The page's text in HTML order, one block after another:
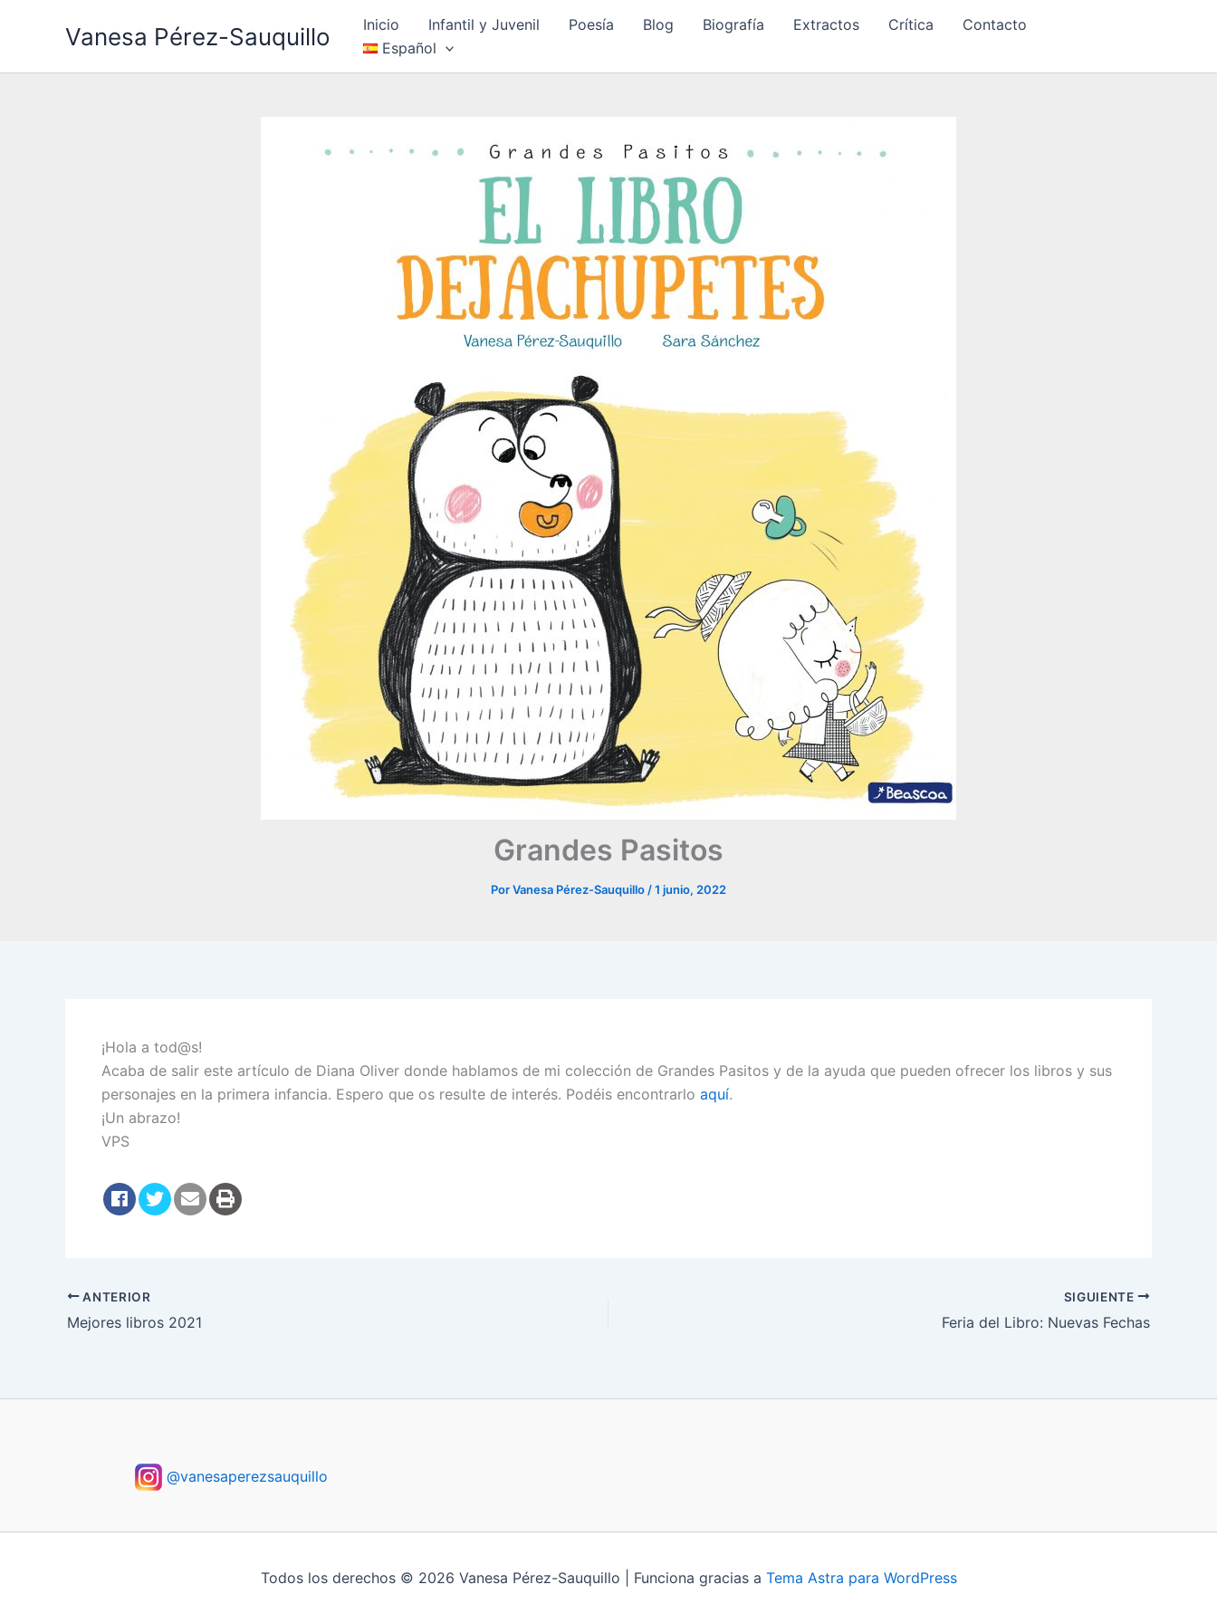
Vanesa Pérez-Sauquillo Inicio Infantil y Juvenil Poesía Blog Biografía Extractos Crítica
Contacto
Español
Grandes Pasitos
PorVanesa Pérez-Sauquillo /1 junio, 2022
¡Hola a tod@s!
Acaba de salir este artículo de Diana Oliver donde hablamos de mi colección de Grandes Pasitos y de la ayuda que pueden ofrecer los libros y sus
personajes en la primera infancia. Espero que os resulte de interés. Podéis encontrarlo aquí.
¡Un abrazo!
VPS
ANTERIOR
Mejores libros 2021
SIGUIENTE
Feria del Libro: Nuevas Fechas
@vanesaperezsauquillo
Todos los derechos © 2026 Vanesa Pérez-Sauquillo | Funciona gracias a Tema Astra para WordPress